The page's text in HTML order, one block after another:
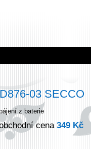
03 SECCO
z baterie
cena 349 Kč